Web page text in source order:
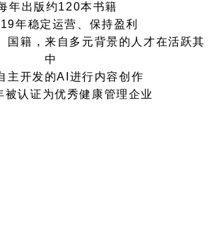
年出版约120本书籍
19年稳定运营、保持盈利
国籍，来自多元背景的人才在活跃其
中
主开发的AI进行内容创作
被认证为优秀健康管理企业